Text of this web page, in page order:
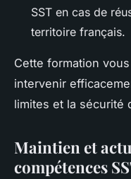
SST en cas de
territoire français.
Cette formation
intervenir
limites et la sécurité
Maintien et
compétences